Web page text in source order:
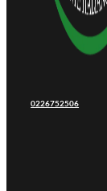
0226752506